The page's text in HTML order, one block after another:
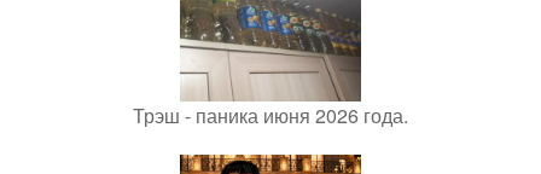
Трэш - паника июня 2026 года.